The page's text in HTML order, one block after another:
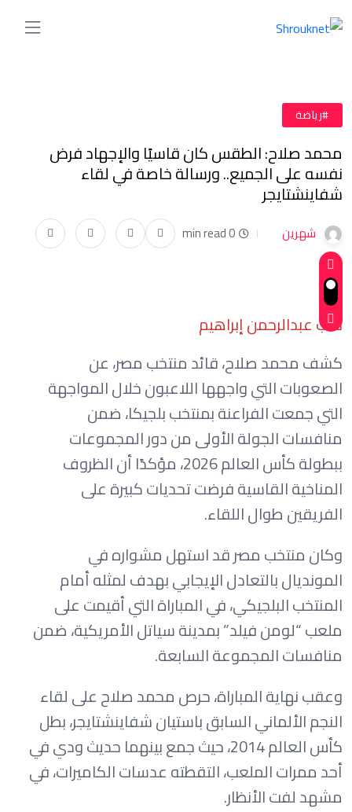
#رياضة
محمد صلاح: الطقس كان قاسيًا والإجهاد فرض
نفسه على الجميع.. ورسالة خاصة في لقاء
شفاينشتايجر
شهرين 0 min read
كتب عبدالرحمن إبراهيم
كشف محمد صلاح، قائد منتخب مصر، عن
الصعوبات التي واجهها اللاعبون خلال المواجهة
التي جمعت الفراعنة بمنتخب بلجيكا، ضمن
منافسات الجولة الأولى من دور المجموعات
ببطولة كأس العالم 2026، مؤكدًا أن الظروف
المناخية القاسية فرضت تحديات كبيرة على
الفريقين طوال اللقاء.
وكان منتخب مصر قد استهل مشواره في
المونديال بالتعادل الإيجابي بهدف لمثله أمام
المنتخب البلجيكي، في المباراة التي أقيمت على
ملعب “لومن فيلد” بمدينة سياتل الأمريكية، ضمن
منافسات المجموعة السابعة.
وعقب نهاية المباراة، حرص محمد صلاح على لقاء
النجم الألماني السابق باستيان شفاينشتايجر، بطل
كأس العالم 2014، حيث جمع بينهما حديث ودي في
أحد ممرات الملعب، التقطته عدسات الكاميرات، في
مشهد لفت الأنظار.